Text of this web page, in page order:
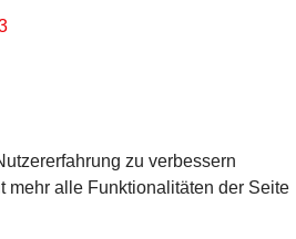
zu verbessern
mehr alle Funktionalitäten der Seite